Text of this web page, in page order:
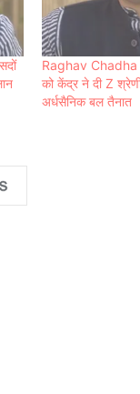
Raghav Chadha
को केंद्र ने दी Z
अर्धसैनिक बल तैनात